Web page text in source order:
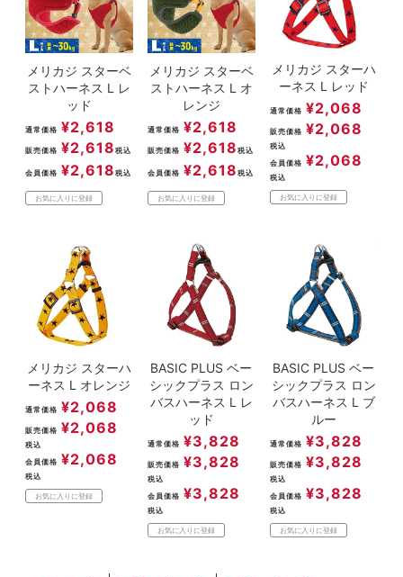
メリカジ スターベ
ストハーネス L レ
ッド
通常価格 ¥2,618
販売価格 ¥2,618 税込
会員価格 ¥2,618 税込
お気に入りに登録
メリカジ スターベ
ストハーネス L オ
レンジ
通常価格 ¥2,618
販売価格 ¥2,618 税込
会員価格 ¥2,618 税込
お気に入りに登録
メリカジ スターハ
ーネス L レッド
通常価格 ¥2,068
販売価格 ¥2,068
税込
会員価格 ¥2,068
税込
お気に入りに登録
メリカジ スターハ
ーネス L オレンジ
通常価格 ¥2,068
販売価格 ¥2,068
税込
会員価格 ¥2,068
税込
お気に入りに登録
BASIC PLUS ベー
シックプラス ロン
バスハーネス L レ
ッド
通常価格 ¥3,828
販売価格 ¥3,828
税込
会員価格 ¥3,828
税込
お気に入りに登録
BASIC PLUS ベー
シックプラス ロン
バスハーネス L ブ
ルー
通常価格 ¥3,828
販売価格 ¥3,828
税込
会員価格 ¥3,828
税込
お気に入りに登録